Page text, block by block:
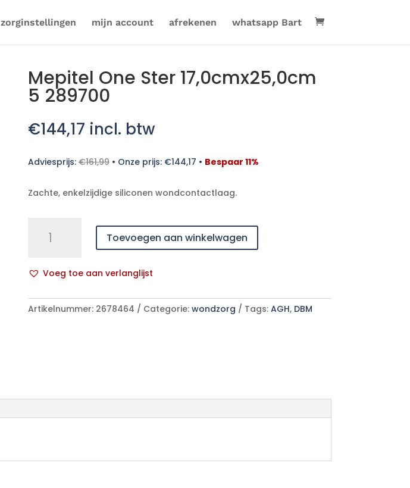
zorginstellingen mijn account afrekenen whatsapp Bart
Mepitel One Ster 17,0cmx25,0cm
5 289700
€144,17 incl. btw
Adviesprijs:€161,99• Onze prijs: €144,17 • Bespaar 11%
Zachte, enkelzijdige siliconen wondcontactlaag.
5
aantal
Toevoegen aan winkelwagen
Voeg toe aan verlanglijst
l
t
i
Artikelnummer: 2678464 Categorie: wondzorg Tags: AGH, DBM